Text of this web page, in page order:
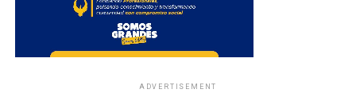
ADVERTISEMENT